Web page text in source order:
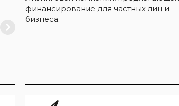
финансирование для частных лиц и
бизнеса.